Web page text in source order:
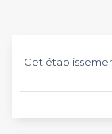
chaises ainsi
personnes à
Cet